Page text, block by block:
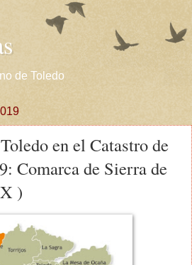
de Toledo
en el Catastro de
Comarca de Sierra de
)